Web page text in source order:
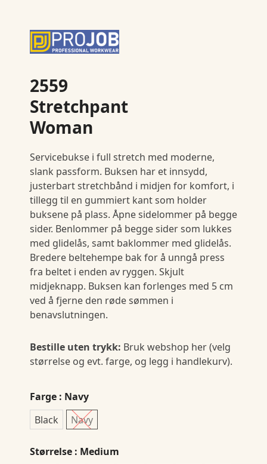
2559
Stretchpant
Woman
Servicebukse i full stretch med moderne,
slank passform. Buksen har et innsydd,
justerbart stretchbånd i midjen for komfort, i
tillegg til en gummiert kant som holder
buksene på plass. Åpne sidelommer på begge
sider. Benlommer på begge sider som lukkes
med glidelås, samt baklommer med glidelås.
Bredere beltehempe bak for å unngå press
fra beltet i enden av ryggen. Skjult
midjeknapp. Buksen kan forlenges med 5 cm
ved å fjerne den røde sømmen i
benavslutningen.
Bestille uten trykk: Bruk webshop her (velg
størrelse og evt. farge, og legg i handlekurv).
Farge : Navy
Black
Navy
Størrelse : Medium